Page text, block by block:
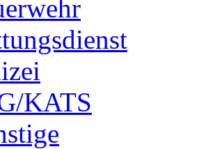
KATS